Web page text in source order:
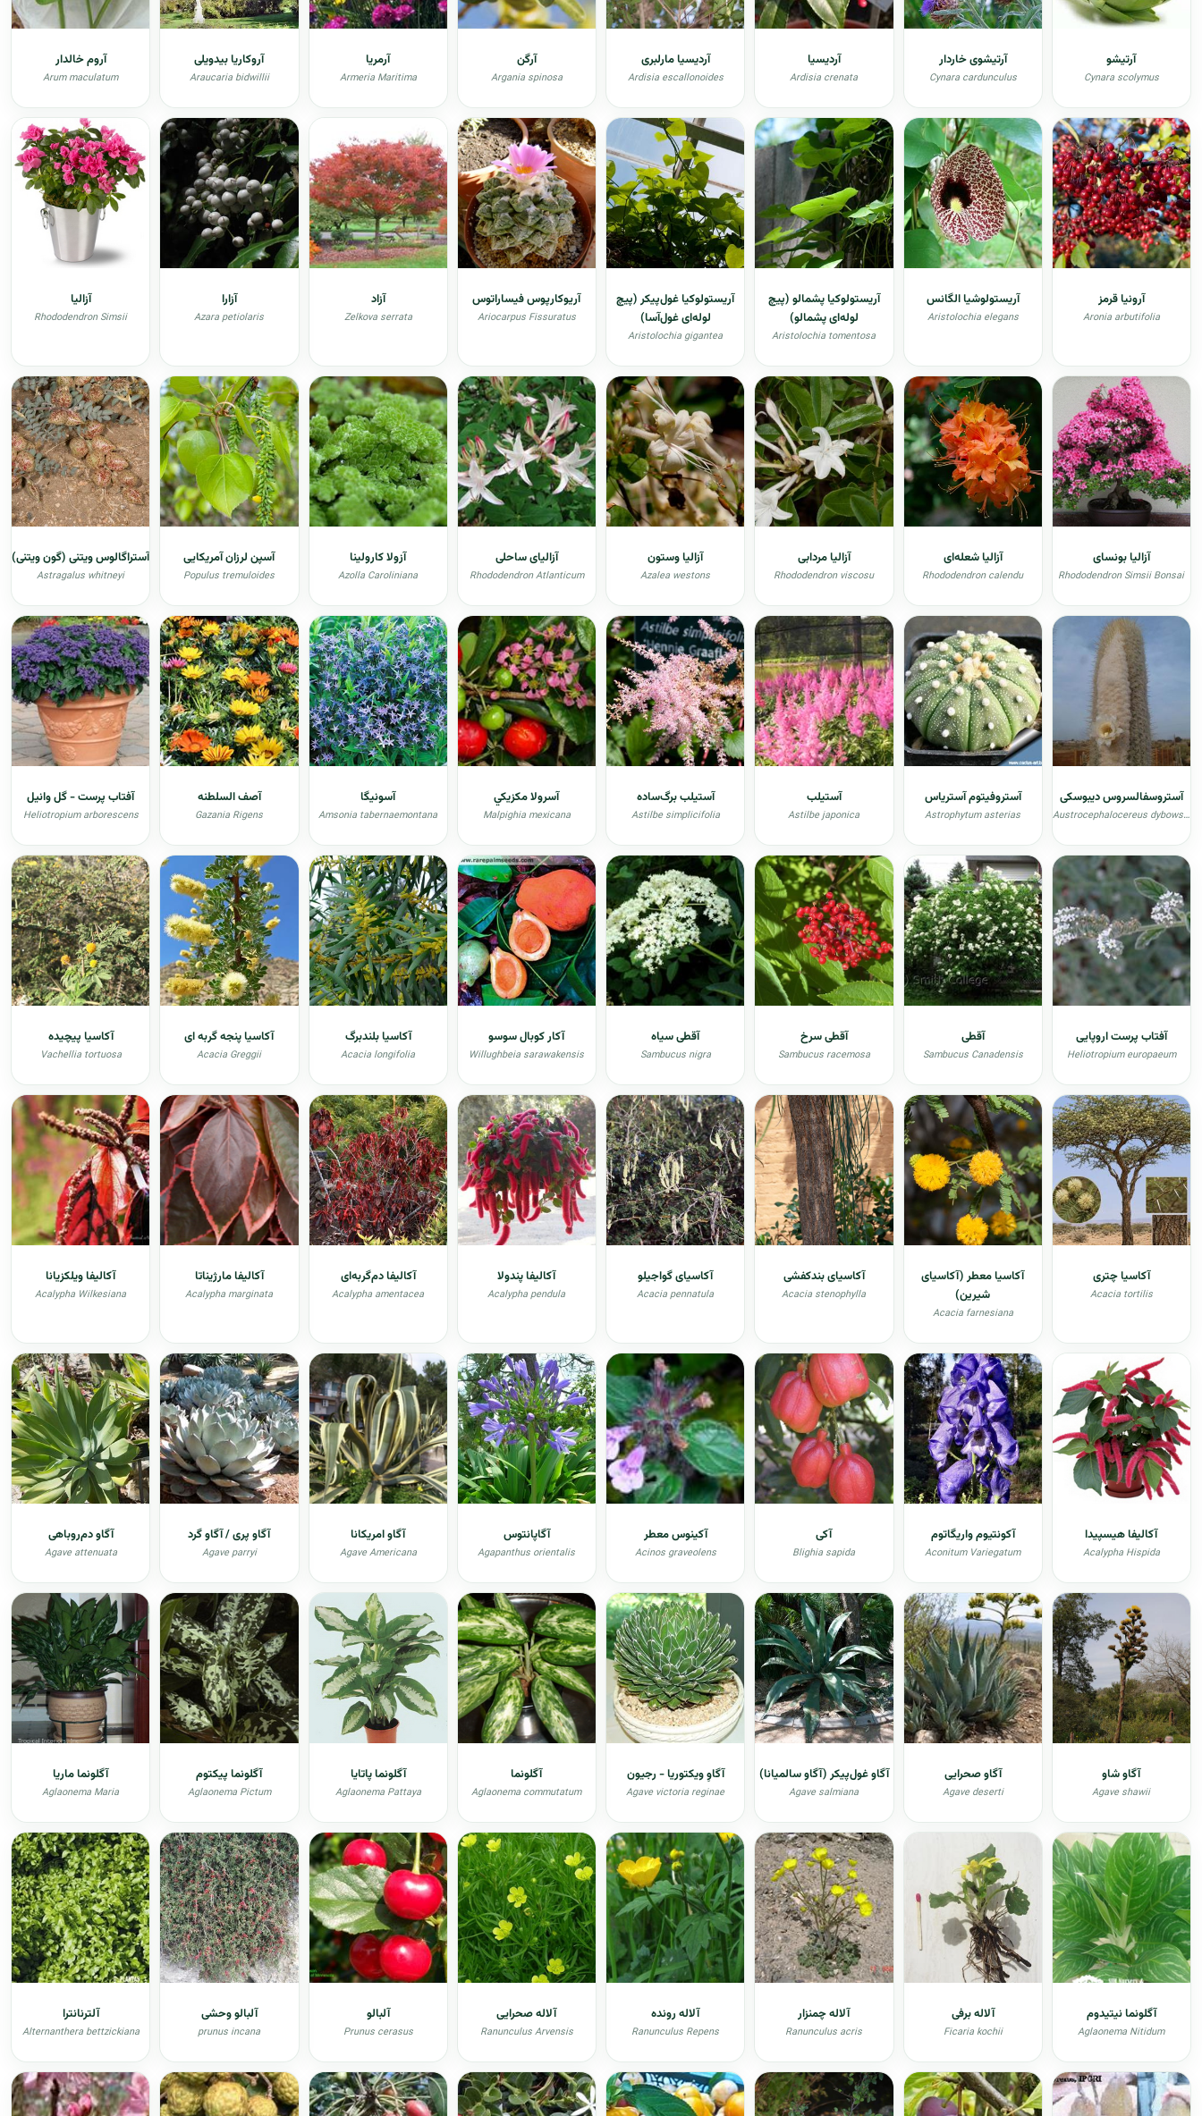
آرتیشو
Cynara scolymus
آرتیشوی خاردار
Cynara cardunculus
آردیسیا
Ardisia crenata
آردیسیا مارلبری
Ardisia escallonoides
آرگن
Argania spinosa
آرمریا
Armeria Maritima
آروکاریا بیدویلی
Araucaria bidwillii
آروم خالدار
Arum maculatum
آرونیا قرمز
Aronia arbutifolia
آریستولوشیا الگانس
Aristolochia elegans
آریستولوکیا پشمالو (پیچ
لوله‌ای پشمالو)
Aristolochia tomentosa
آریستولوکیا غول‌پیکر (پیچ
لوله‌ای غول‌آسا)
Aristolochia gigantea
آريوكارپوس فیساراتوس
Ariocarpus Fissuratus
آزاد
Zelkova serrata
آزارا
Azara petiolaris
آزالیا
Rhododendron Simsii
آزالیا بونسای
Rhododendron Simsii Bonsai
آزالیا شعله‌ای
Rhododendron calendu
آزالیا مردابی
Rhododendron viscosu
آزالیا وستون
Azalea westons
آزالیای ساحلی
Rhododendron Atlanticum
آزولا کارولینا
Azolla Caroliniana
آسپن لرزان آمریکایی
Populus tremuloides
آستراگالوس ویتنی (گون ویتنی)
Astragalus whitneyi
آستروسفالسروس دیبوسکی
Austrocephalocereus dybowskii
آستروفیتوم آستریاس
Astrophytum asterias
آستیلب
Astilbe japonica
آستیلب برگ‌ساده
Astilbe simplicifolia
آسرولا مکزيکي
Malpighia mexicana
آسونيگا
Amsonia tabernaemontana
آصف السلطنه
Gazania Rigens
آفتاب پرست - گل وانیل
Heliotropium arborescens
آفتاب پرست اروپایی
Heliotropium europaeum
آقطی
Sambucus Canadensis
آقطی سرخ
Sambucus racemosa
آقطی سیاه
Sambucus nigra
آکار کوبال سوسو
Willughbeia sarawakensis
آکاسیا بلندبرگ
Acacia longifolia
آکاسیا پنجه گربه ای
Acacia Greggii
آکاسیا پیچیده
Vachellia tortuosa
آکاسیا چتری
Acacia tortilis
آکاسیا معطر (آکاسیای
شیرین)
Acacia farnesiana
آکاسیای بندکفشی
Acacia stenophylla
آکاسیای گواجیلو
Acacia pennatula
آکالیفا پندولا
Acalypha pendula
آکالیفا دم‌گربه‌ای
Acalypha amentacea
آکالیفا مارژیناتا
Acalypha marginata
آکالیفا ویلکزیانا
Acalypha Wilkesiana
آکالیفا هیسپیدا
Acalypha Hispida
آکونتیوم واریگاتوم
Aconitum Variegatum
آکی
Blighia sapida
آکينوس معطر
Acinos graveolens
آگاپانتوس
Agapanthus orientalis
آگاو امریکانا
Agave Americana
آگاو پری / آگاو گرد
Agave parryi
آگاو دم‌روباهی
Agave attenuata
آگاو شاو
Agave shawii
آگاو صحرایی
Agave deserti
آگاو غول‌پیکر (آگاو سالمیانا)
Agave salmiana
آگاوِ ویکتوریا - رجیون
Agave victoria reginae
آگلونما
Aglaonema commutatum
آگلونما پاتایا
Aglaonema Pattaya
آگلونما پیکتوم
Aglaonema Pictum
آگلونما ماریا
Aglaonema Maria
آگلونما نیتیدوم
Aglaonema Nitidum
آلاله برفی
Ficaria kochii
آلاله چمنزار
Ranunculus acris
آلاله رونده
Ranunculus Repens
آلاله صحرایی
Ranunculus Arvensis
آلبالو
Prunus cerasus
آلبالو وحشی
prunus incana
آلترنانترا
Alternanthera bettzickiana